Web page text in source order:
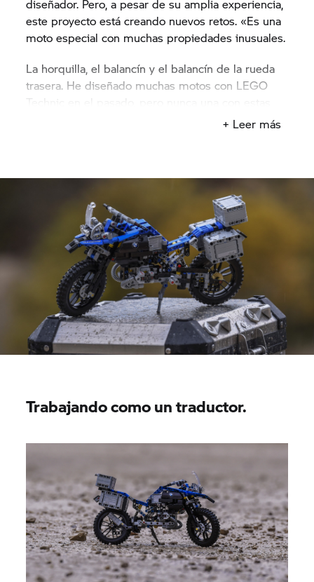
diseñador. Pero, a pesar de su amplia experiencia,
este proyecto está creando nuevos retos. «Es una
moto especial con muchas propiedades inusuales.
La horquilla, el balancín y el balancín de la rueda
trasera. He diseñado muchas motos con LEGO
Technic en el pasado, pero nunca una con estas
características tan particulares», nos cuenta Lars.
+ Leer más
Trabajando como un traductor.